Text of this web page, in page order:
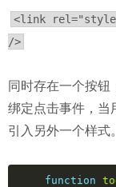
<link
/>
同时存在一个按钮
绑定点击事件，当
引入另外一个样式
function